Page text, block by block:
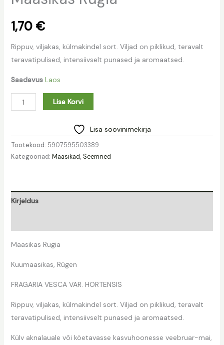
1,70 €
Rippuv, viljakas, külmakindel sort. Viljad on piklikud, teravalt
teravatipulised, intensiivselt punased ja aromaatsed.
Saadavus Laos
Lisa Korvi
Lisa soovinimekirja
Tootekood: 5907595503389
Kategooriad: Maasikad, Seemned
Kirjeldus
Maasikas Rugia
Kuumaasikas, Rügen
FRAGARIA VESCA VAR. HORTENSIS
Rippuv, viljakas, külmakindel sort. Viljad on piklikud, teravalt
teravatipulised, intensiivselt punased ja aromaatsed.
Külv aknalauale või köetavasse kasvuhoonesse veebruar-mai,